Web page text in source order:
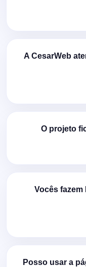
A CesarWeb
O projeto
Vocês
Posso usar a